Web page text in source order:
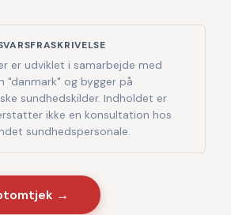
er udviklet i samarbejde med
"danmark" og bygger på
sundhedskilder. Indholdet er
ikke en konsultation hos
sundhedspersonale.
→